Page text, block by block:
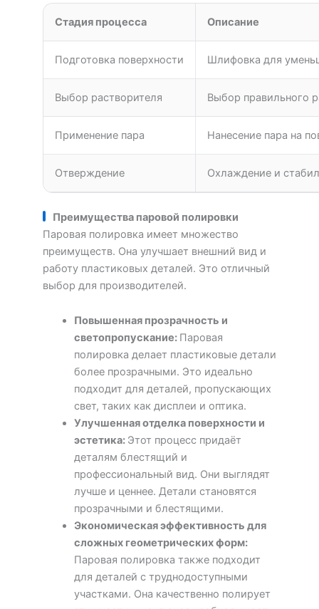
Стадия процесса Описание
Подготовка поверхности Шлифовка для
Выбор растворителя Выбор правильного
Применение пара Нанесение пара на
Отверждение Охлаждение и
Преимущества паровой полировки
Паровая полировка имеет множество
преимуществ. Она улучшает внешний вид и
работу пластиковых деталей. Это отличный
выбор для производителей.
Повышенная прозрачность и
светопропускание: Паровая
полировка делает пластиковые детали
более прозрачными. Это идеально
подходит для деталей, пропускающих
свет, таких как дисплеи и оптика.
Улучшенная отделка поверхности и
эстетика: Этот процесс придаёт
деталям блестящий и
профессиональный вид. Они выглядят
лучше и ценнее. Детали становятся
прозрачными и блестящими.
Экономическая эффективность для
сложных геометрических форм:
Паровая полировка также подходит
для деталей с труднодоступными
участками. Она качественно полирует